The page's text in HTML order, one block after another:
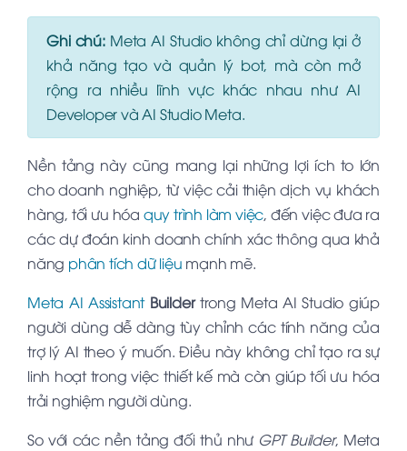
Ghi chú:Meta AI Studio không chỉ dừng lại ở
khả năng tạo và quản lý bot, mà còn mở
rộng ra nhiều lĩnh vực khác nhau như AI
Developer và AI Studio Meta.
Nền tảng này cũng mang lại những lợi ích to lớn
cho doanh nghiệp, từ việc cải thiện dịch vụ khách
hàng, tối ưu hóa quy trình làm việc, đến việc đưa ra
các dự đoán kinh doanh chính xác thông qua khả
năng phân tích dữ liệu mạnh mẽ.
Meta AI AssistantBuildertrong Meta AI Studio giúp
người dùng dễ dàng tùy chỉnh các tính năng của
trợ lý AI theo ý muốn. Điều này không chỉ tạo ra sự
linh hoạt trong việc thiết kế mà còn giúp tối ưu hóa
trải nghiệm người dùng.
So với các nền tảng đối thủ như GPT Builder, Meta